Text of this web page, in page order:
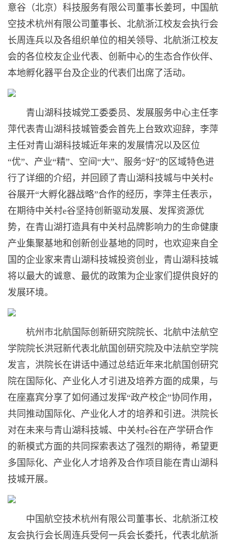
意谷（北京）科技服务有限公司董事长姜珂，中国航
空技术杭州有限公司董事长、北航浙江校友会执行会
长周连兵以及各组织单位的相关领导、北航浙江校友
会的各位校友企业代表、创新中心的生态合作伙伴、
本地孵化器平台及企业的代表们出席了活动。
青山湖科技城党工委委员、发展服务中心主任李
萍代表青山湖科技城管委会首先上台致欢迎辞，李萍
主任对青山湖科技城近年来的发展情况以及区位
“优”、产业“精”、空间“大”、服务“好”的区域特色进
行了详细的介绍，并回顾了青山湖科技城与中关村e
谷展开“大孵化器战略”合作的经历，李萍主任表示，
在期待中关村e谷坚持创新驱动发展、发挥资源优
势，在青山湖打造具有中关村品牌影响力的生命健康
产业集聚基地和创新创业基地的同时，也欢迎来自全
国的企业家来青山湖科技城投资创业，青山湖科技城
将以最大的诚意、最优的政策为企业家们提供良好的
发展环境。
杭州市北航国际创新研究院院长、北航中法航空
学院院长洪冠新代表北航国创研究院及中法航空学院
发言，洪院长在讲话中通过总结近年来北航国创研究
院在国际化、产业化人才引进及培养方面的成果，与
在座嘉宾分享了如何通过发挥“政产校企”协同作用，
共同推动国际化、产业化人才的培养和引进。洪院长
对在未来与青山湖科技城、中关村e谷在产学研合作
的新模式方面的共同探索表达了强烈的期待，希望更
多国际化、产业化人才培养及合作项目能在青山湖科
技城开展。
中国航空技术杭州有限公司董事长、北航浙江校
友会执行会长周连兵受何一兵会长委托，代表北航浙